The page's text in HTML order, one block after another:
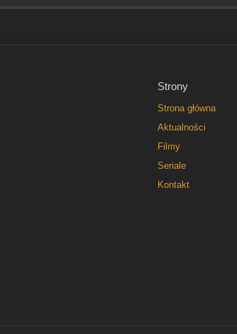
Strony
Strona główna
Aktualności
Filmy
Seriale
Kontakt